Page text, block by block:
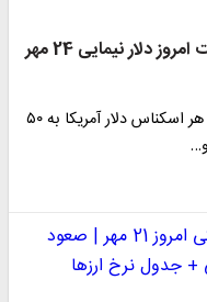
ادامه سیرصعودی قیمت دلار نیما | قیمت امروز دلار نیمایی 24 مهر
در معاملات امروز مرکز مبادله طلا و ارز ایران هر اسکناس دلار آمریکا به ۵۰